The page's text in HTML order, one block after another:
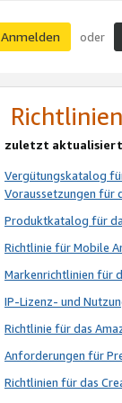
Anmelden oder
zuletzt aktualisiert
Vergütungskatalog
Voraussetzungen für
Produktkatalog für
Richtlinie für Mobile
Markenrichtlinien für
IP-Lizenz- und
Richtlinie für das
Anforderungen für
Richtlinien für das